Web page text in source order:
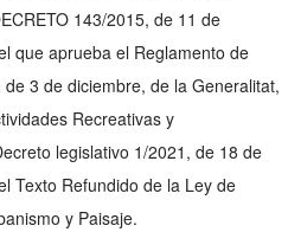
143/2015, de 11 de
que aprueba el Reglamento de
3 de diciembre, de la Generalitat,
Recreativas y
legislativo 1/2021, de 18 de
Texto Refundido de la Ley de
y Paisaje.